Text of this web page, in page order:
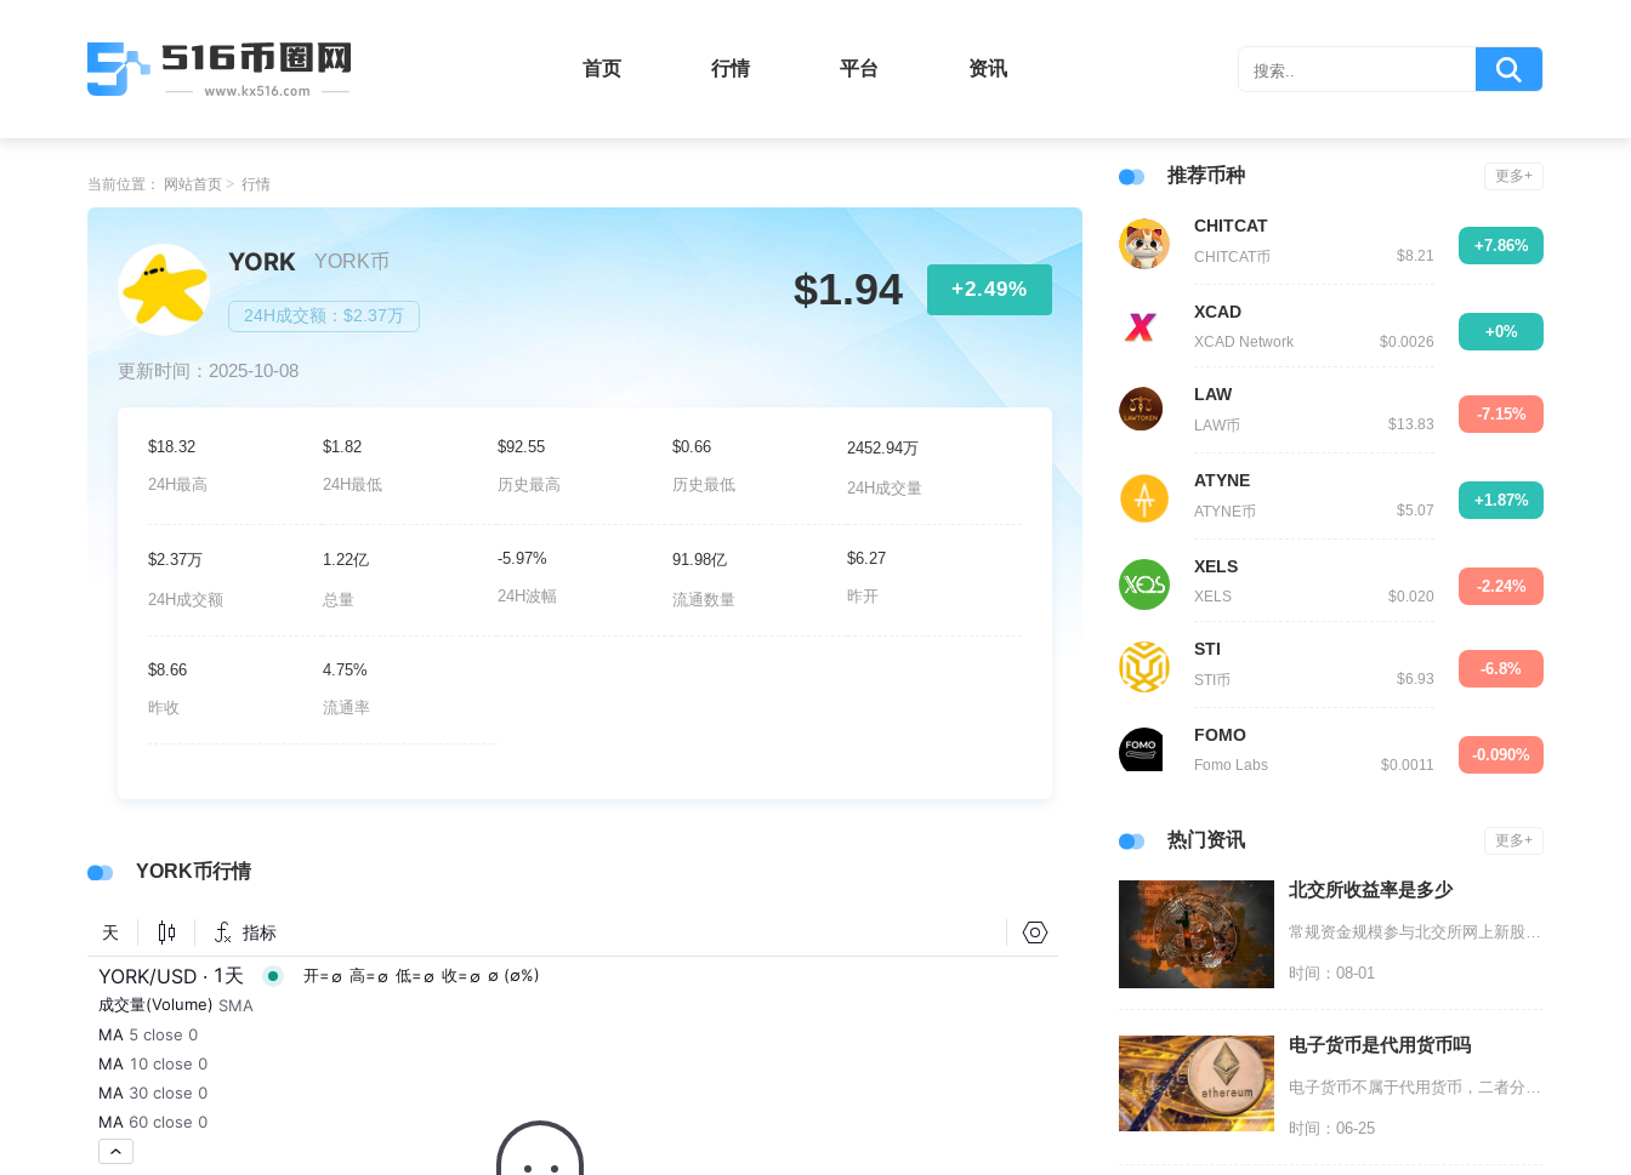
首页 行情 平台 资讯
当前位置： 网站首页 行情
YORK YORK币
24H成交额：$2.37万
$1.94 +2.49%
更新时间：2025-10-08
$18.32
24H最高
$1.82
24H最低
$92.55
历史最高
$0.66
历史最低
2452.94万
24H成交量
$2.37万
24H成交额
1.22亿
总量
-5.97%
24H波幅
91.98亿
流通数量
$6.27
昨开
$8.66
昨收
4.75%
流通率
YORK币行情
推荐币种 更多+
CHITCAT
CHITCAT币 $8.21
+7.86%
XCAD
XCAD Network $0.0026
+0%
LAW
LAW币 $13.83
-7.15%
ATYNE
ATYNE币 $5.07
+1.87%
XELS
XELS $0.020
-2.24%
STI
STI币 $6.93
-6.8%
FOMO
Fomo Labs $0.0011
-0.090%
热门资讯 更多+
北交所收益率是多少
常规资金规模参与北交所网上新股打新，中性预期年化收益率大致维持在3.5%至5%区间，二级市
时间：08-01
电子货币是代用货币吗
电子货币不属于代用货币，二者分属货币演进中不同阶段的产物，底层发行逻辑、价值锚定规则、兑付
时间：06-25